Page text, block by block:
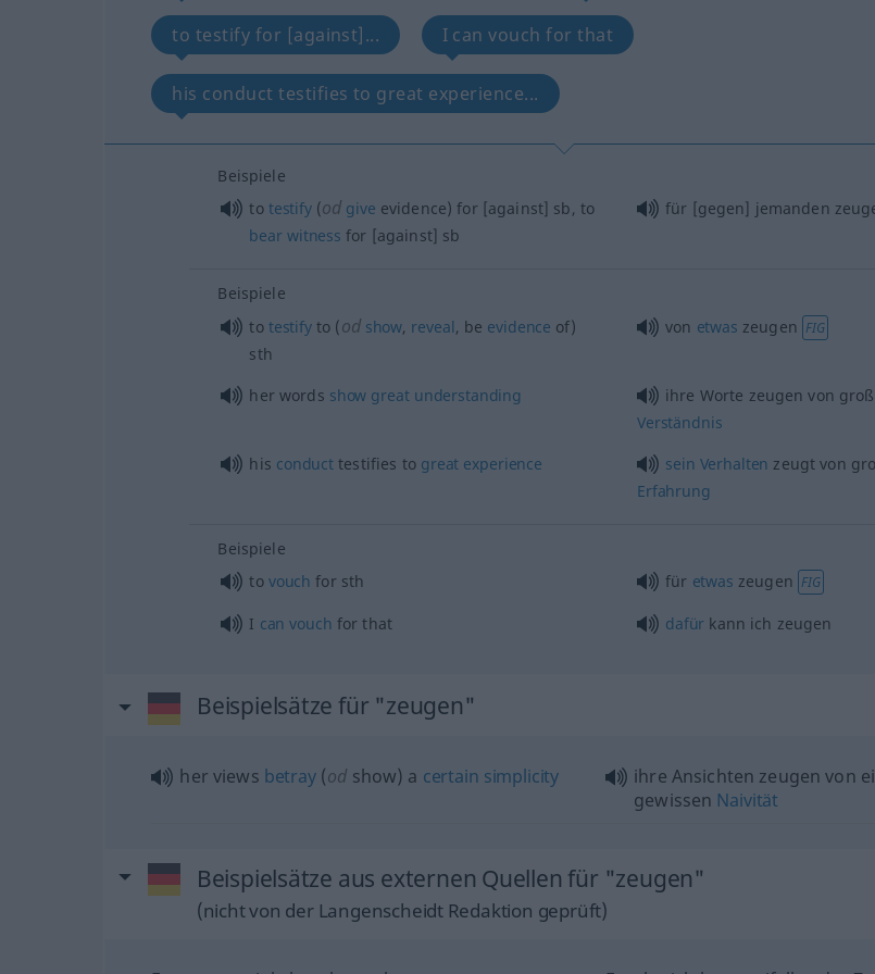
to testify for [against]... I can vouch for that
his conduct testifies to great experience...
Beispiele
to testify(od give evidence) for [against] sb, to
bear witness for [against] sb
für [gegen] jemanden
Beispiele
to testifyto (odshow, reveal, be evidence of)
sth
von etwas zeugen FIG
her words show great understanding
ihre Worte zeugen von
Verständnis
his conduct testifies to great experience sein Verhalten zeugt von
Erfahrung
Beispiele
to vouch forsth für etwas zeugen FIG
I can vouch for that dafür kann ich zeugen
Beispielsätze für "zeugen"
her views betray(od show) a certain simplicity
ihre Ansichten zeugen von
gewissen Naivität
Beispielsätze aus externen Quellen für "zeugen"
(nicht von der Langenscheidt Redaktion geprüft)